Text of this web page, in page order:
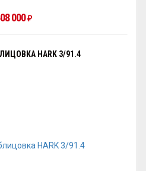
000 ₽
HARK 3/91.4